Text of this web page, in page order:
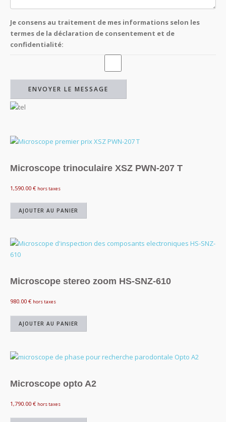
Je consens au traitement de mes informations selon les
termes de la déclaration de consentement et de
confidentialité:
Microscope trinoculaire XSZ PWN-207 T
1,590.00 € hors taxes
AJOUTER AU PANIER
Microscope stereo zoom HS-SNZ-610
980.00 € hors taxes
AJOUTER AU PANIER
Microscope opto A2
1,790.00 € hors taxes